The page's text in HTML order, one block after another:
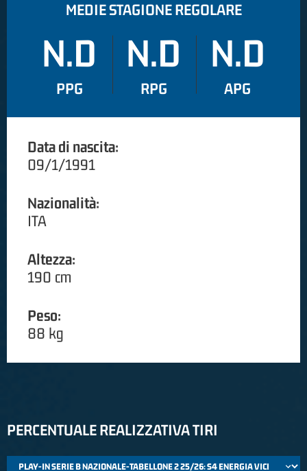
MEDIE STAGIONE REGOLARE
N.D
PPG
N.D
RPG
N.D
APG
Data di nascita:
09/1/1991
Nazionalità:
ITA
Altezza:
190 cm
Peso:
88 kg
PERCENTUALE REALIZZATIVA TIRI